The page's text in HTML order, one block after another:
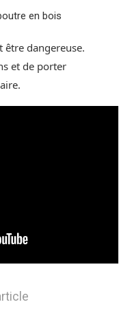
en bois
être dangereuse.
et de porter